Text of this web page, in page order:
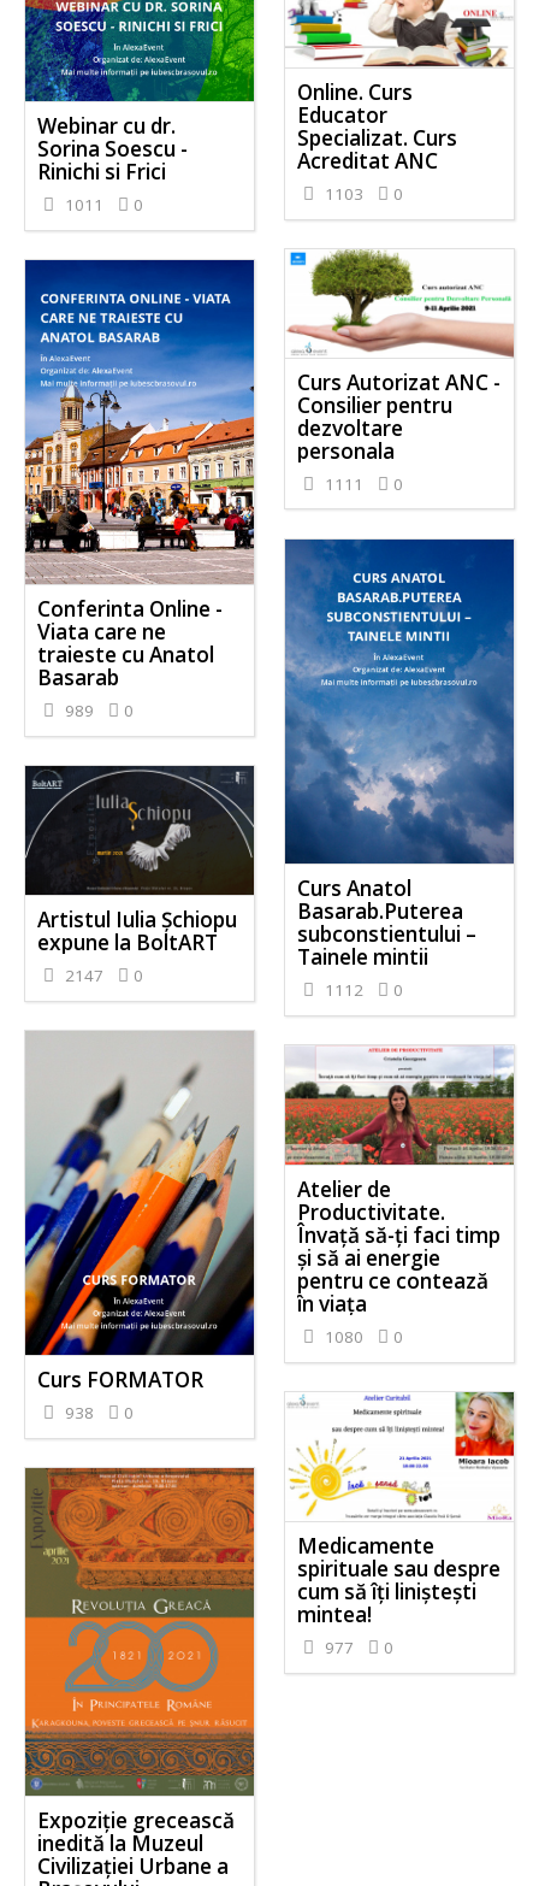
Webinar cu dr.
Sorina Soescu -
Rinichi si Frici
1011 0
Online. Curs
Educator
Specializat. Curs
Acreditat ANC
1103 0
Curs Autorizat ANC -
Consilier pentru
dezvoltare
personala
1111 0
Conferinta Online -
Viata care ne
traieste cu Anatol
Basarab
989 0
Curs Anatol
Basarab.Puterea
subconstientului –
Tainele mintii
1112 0
Artistul Iulia Șchiopu
expune la BoltART
2147 0
Curs FORMATOR
938 0
Atelier de
Productivitate.
Învață să-ți faci timp
și să ai energie
pentru ce contează
în viața
1080 0
Medicamente
spirituale sau despre
cum să îți liniștești
mintea!
977 0
Expoziție grecească
inedită la Muzeul
Civilizației Urbane a